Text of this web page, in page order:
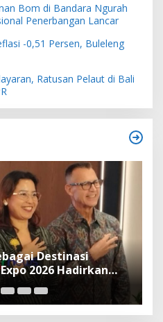
Bom di Bandara Ngurah
Penerbangan Lancar
-0,51 Persen, Buleleng
Ratusan Pelaut di Bali
Destinasi
2026 Hadirkan
Global